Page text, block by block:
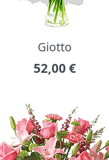
Giotto
52,00 €